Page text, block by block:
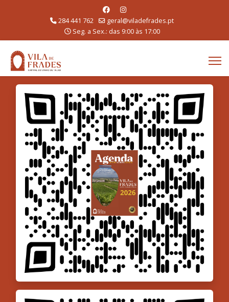
284 441 762
geral@viladefrades.pt
Seg. a Sex.: das 9:00 às 17:00